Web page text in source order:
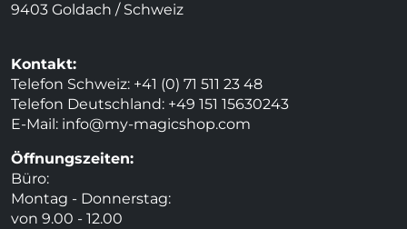
9403 Goldach / Schweiz
Kontakt:
Telefon Schweiz: +41 (0) 71 511 23 48
Telefon Deutschland: +49 151 15630243
E-Mail: info@my-magicshop.com
Öffnungszeiten:
Büro:
Montag - Donnerstag:
von 9.00 - 12.00